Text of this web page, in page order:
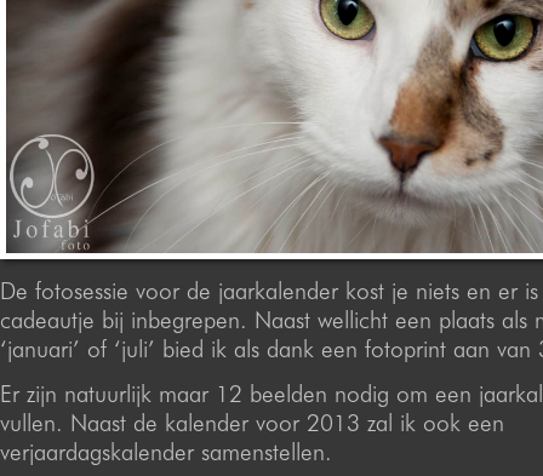
De fotosessie voor de jaarkalender kost je niets en er is
cadeautje bij inbegrepen. Naast wellicht een plaats als
‘januari’ of ‘juli’ bied ik als dank een fotoprint aan
Er zijn natuurlijk maar 12 beelden nodig om een
vullen. Naast de kalender voor 2013 zal ik ook een
verjaardagskalender samenstellen.